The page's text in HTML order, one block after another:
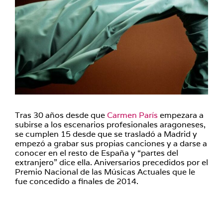
Tras 30 años desde que Carmen París empezara a
subirse a los escenarios profesionales aragoneses,
se cumplen 15 desde que se trasladó a Madrid y
empezó a grabar sus propias canciones y a darse a
conocer en el resto de España y “partes del
extranjero” dice ella. Aniversarios precedidos por el
Premio Nacional de las Músicas Actuales que le
fue concedido a finales de 2014.